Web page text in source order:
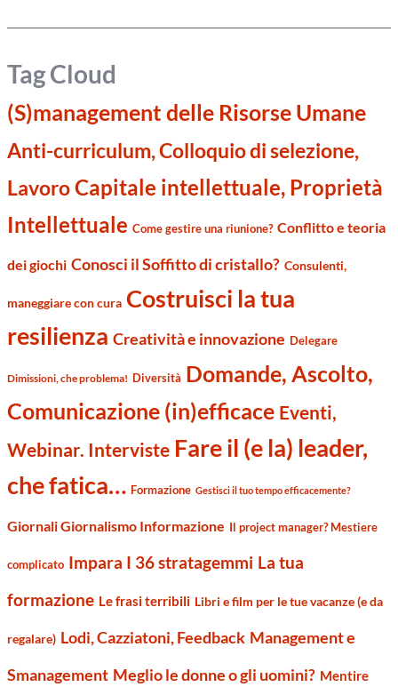
Tag Cloud
(S)management delle Risorse Umane
Anti-curriculum, Colloquio di selezione,
LavoroCapitale intellettuale, Proprietà
Intellettuale Come gestire una riunione? Conflitto e teoria
dei giochi Conosci il Soffitto di cristallo? Consulenti,
maneggiare con cura Costruisci la tua
resilienza Creatività e innovazione Delegare
Dimissioni, che problema! Diversità Domande, Ascolto,
Comunicazione (in)efficace Eventi,
Webinar. Interviste Fare il (e la) leader,
che fatica… Formazione Gestisci il tuo tempo efficacemente?
Giornali Giornalismo Informazione Il project manager? Mestiere
complicato Impara I 36 stratagemmi La tua
formazione Le frasi terribili Libri e film per le tue vacanze (e da
regalare) Lodi, Cazziatoni, Feedback Management e
Smanagement Meglio le donne o gli uomini? Mentire